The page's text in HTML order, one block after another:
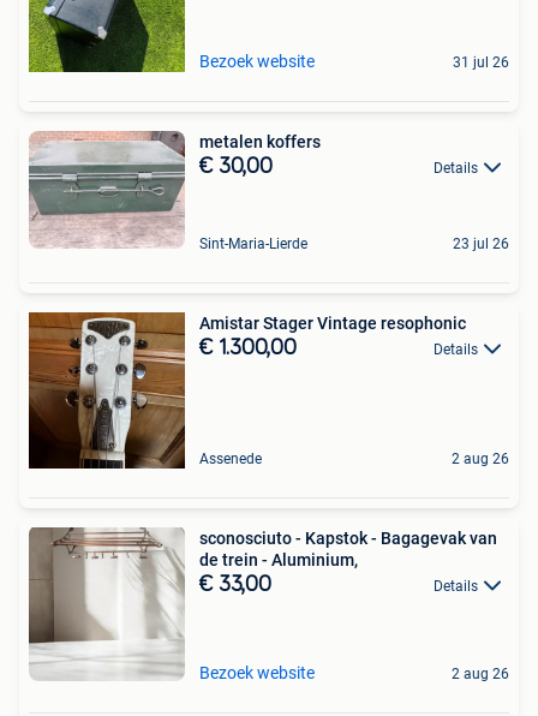
Bezoek website 31 jul 26
metalen koffers
€ 30,00 Details
Sint-Maria-Lierde 23 jul 26
Amistar Stager Vintage resophonic
€ 1.300,00 Details
Assenede 2 aug 26
sconosciuto - Kapstok - Bagagevak van
de trein - Aluminium,
€ 33,00 Details
Bezoek website 2 aug 26